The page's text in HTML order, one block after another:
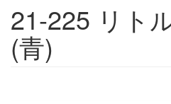
21-225 リト
(青)